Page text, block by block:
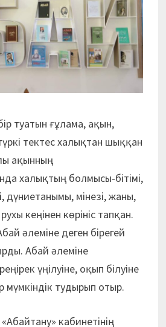
туатын ғұлама, ақын,
тектес халықтан шыққан
ақынның
халықтың болмысы-бітімі,
дүниетанымы, мінезі, жаны,
рухы кеңінен көрініс тапқан.
әлеміне деген бірегей
Абай әлеміне
үңілуіне, оқып білуіне
мүмкіндік тудырып отыр.
кабинетінің